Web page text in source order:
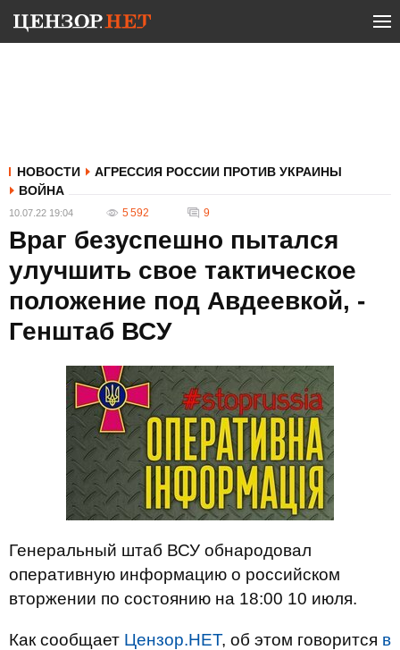
НОВОСТИ
АГРЕССИЯ РОССИИ ПРОТИВ УКРАИНЫ
ВОЙНА
10.07.22 19:04 5 592 9
Враг безуспешно пытался
улучшить свое тактическое
положение под Авдеевкой, -
Генштаб ВСУ
Генеральный штаб ВСУ обнародовал
оперативную информацию о российском
вторжении по состоянию на 18:00 10 июля.
Как сообщает Цензор.НЕТ, об этом говорится в